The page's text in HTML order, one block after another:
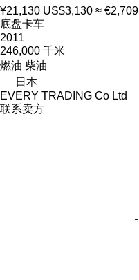
¥21,130 US$3,130 ≈ €2,709
底盘卡车
2011
246,000 千米
燃油 柴油
日本
EVERY TRADING Co Ltd
联系卖方